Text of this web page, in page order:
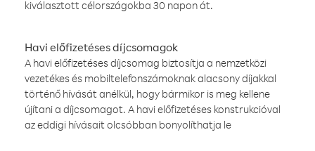
kiválasztott célországokba 30 napon át.
Havi előfizetéses díjcsomagok
A havi előfizetéses díjcsomag biztosítja a nemzetközi
vezetékes és mobiltelefonszámoknak alacsony díjakkal
történő hívását anélkül, hogy bármikor is meg kellene
újítani a díjcsomagot. A havi előfizetéses konstrukcióval
az eddigi hívásait olcsóbban bonyolíthatja le